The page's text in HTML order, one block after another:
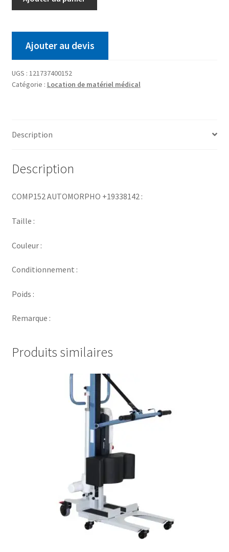
Ajouter au devis
UGS : 121737400152
Catégorie : Location de matériel médical
Description
Description
COMP152 AUTOMORPHO +19338142 :
Taille :
Couleur :
Conditionnement :
Poids :
Remarque :
Produits similaires